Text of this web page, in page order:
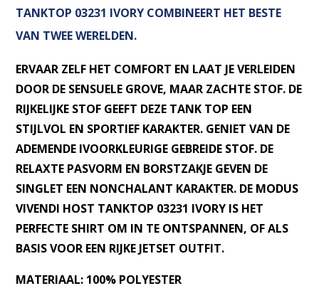
TANKTOP 03231 IVORY COMBINEERT HET BESTE
VAN TWEE WERELDEN.
ERVAAR ZELF HET COMFORT EN LAAT JE VERLEIDEN
DOOR DE SENSUELE GROVE, MAAR ZACHTE STOF. DE
RIJKELIJKE STOF GEEFT DEZE TANK TOP EEN
STIJLVOL EN SPORTIEF KARAKTER. GENIET VAN DE
ADEMENDE IVOORKLEURIGE GEBREIDE STOF. DE
RELAXTE PASVORM EN BORSTZAKJE GEVEN DE
SINGLET EEN NONCHALANT KARAKTER. DE MODUS
VIVENDI HOST TANKTOP 03231 IVORY IS HET
PERFECTE SHIRT OM IN TE ONTSPANNEN, OF ALS
BASIS VOOR EEN RIJKE JETSET OUTFIT.
MATERIAAL: 100% POLYESTER